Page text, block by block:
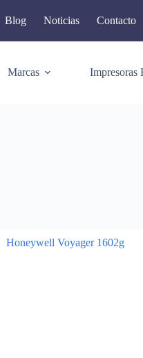
Blog Noticias Contacto
Marcas Impresoras